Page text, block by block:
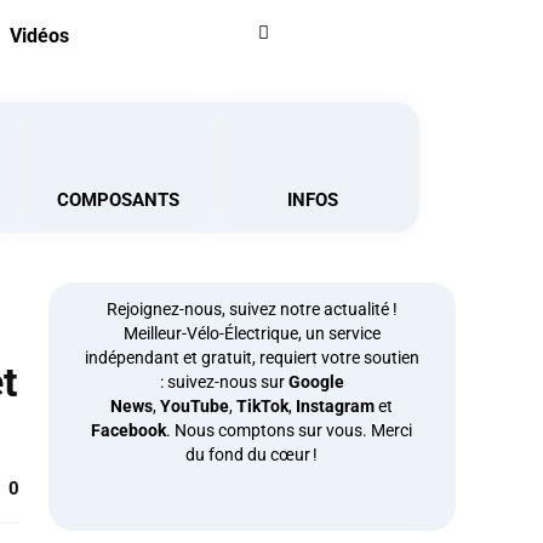
Vidéos
COMPOSANTS INFOS
0
Rejoignez-nous, suivez notre actualité !
Meilleur-Vélo-Électrique, un service
indépendant et gratuit, requiert votre soutien
: suivez-nous surGoogle
News,YouTube,TikTok, Instagramet
Facebook. Nous comptons sur vous. Merci
du fond du cœur !